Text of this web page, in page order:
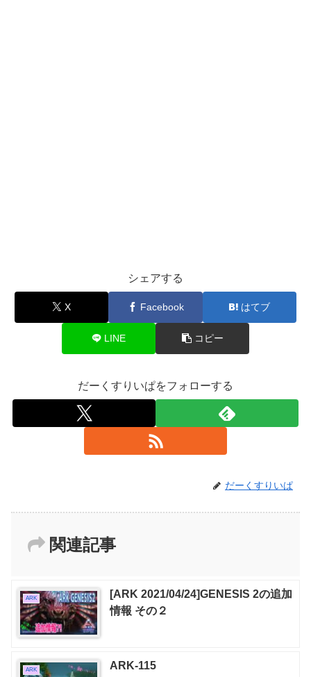
シェアする
X Facebook はてブ
LINE コピー
だーくすりいぱをフォローする
だーくすりいぱ
関連記事
ARK
[ARK 2021/04/24]GENESIS 2の追加
情報 その２
ARK ARK-115